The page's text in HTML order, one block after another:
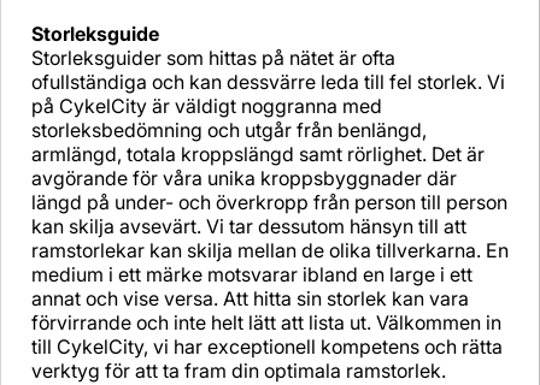
Storleksguide
Storleksguider som hittas på nätet är ofta
ofullständiga och kan dessvärre leda till fel storlek. Vi
på CykelCity är väldigt noggranna med
storleksbedömning och utgår från benlängd,
armlängd, totala kroppslängd samt rörlighet. Det är
avgörande för våra unika kroppsbyggnader där
längd på under- och överkropp från person till person
kan skilja avsevärt. Vi tar dessutom hänsyn till att
ramstorlekar kan skilja mellan de olika tillverkarna. En
medium i ett märke motsvarar ibland en large i ett
annat och vise versa. Att hitta sin storlek kan vara
förvirrande och inte helt lätt att lista ut. Välkommen in
till CykelCity, vi har exceptionell kompetens och rätta
verktyg för att ta fram din optimala ramstorlek.